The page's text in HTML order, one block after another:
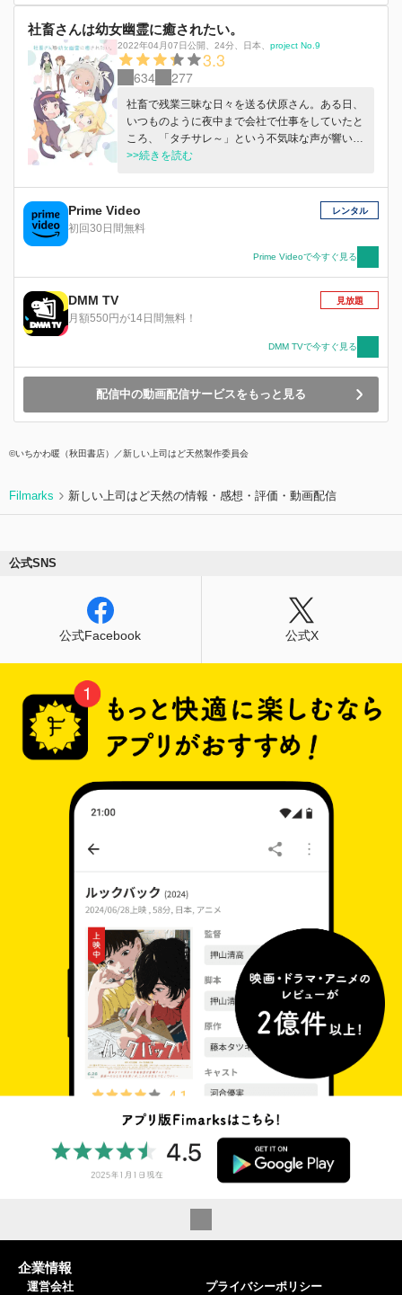
社畜さんは幼女幽霊に癒されたい。
2022年04月07日公開 24分 日本 project No.9
3.3
634 277
社畜で残業三昧な日々を送る伏原さん。ある日、
いつものように夜中まで会社で仕事をしていたと
ころ、「タチサレ～」という不気味な声が響いて
きた…。その声の正体は、なんと小さな幽霊ちゃ
せたいようで…？
>>続きを読む
Prime Video
初回30日間無料
レンタル
Prime Videoで今すぐ見る
DMM TV
月額550円が14日間無料！
見放題
DMM TVで今すぐ見る
配信中の動画配信サービスをもっと見る
©いちかわ暖（秋田書店）／新しい上司はど天然製作委員会
Filmarks 新しい上司はど天然の情報・感想・評価・動画配信
公式SNS
公式Facebook 公式X
企業情報
運営会社 プライバシーポリシー